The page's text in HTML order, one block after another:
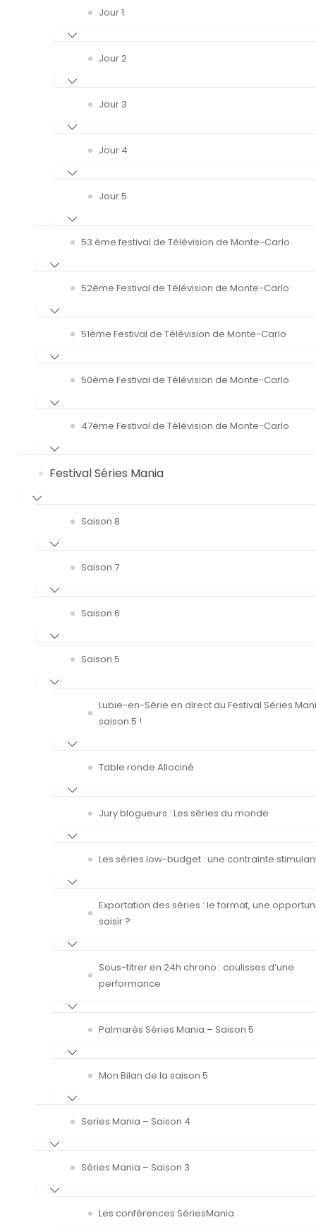
Jour 1
Jour 2
Jour 3
Jour 4
Jour 5
53 ème festival de Télévision de Monte-Carlo
52ème Festival de Télévision de Monte-Carlo
51ème Festival de Télévision de Monte-Carlo
50ème Festival de Télévision de Monte-Carlo
47ème Festival de Télévision de Monte-Carlo
Festival Séries Mania
Saison 8
Saison 7
Saison 6
Saison 5
Lubie-en-Série en direct du Festival Séries
saison 5 !
Table ronde Allociné
Jury blogueurs : Les séries du monde
Les séries low-budget : une contrainte
Exportation des séries : le format, une
saisir ?
Sous-titrer en 24h chrono : coulisses d’une
performance
Palmarès Séries Mania – Saison 5
Mon Bilan de la saison 5
Series Mania – Saison 4
Séries Mania – Saison 3
Les conférences SériesMania